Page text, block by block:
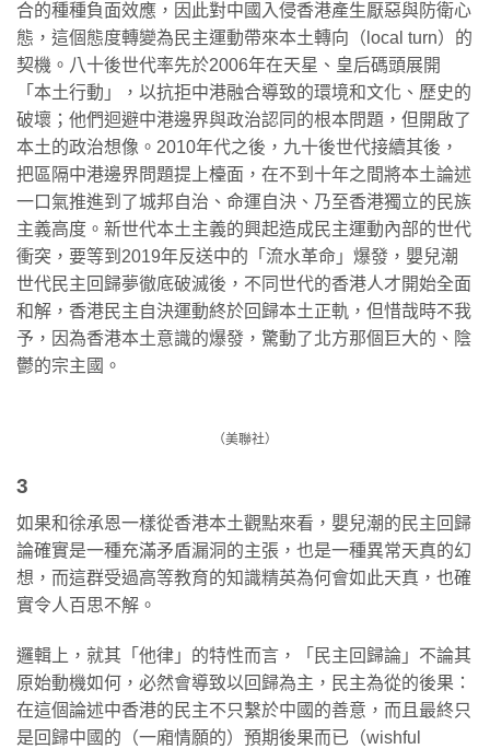
合的種種負面效應，因此對中國入侵香港產生厭惡與防衛心
態，這個態度轉變為民主運動帶來本土轉向（local turn）的
契機。八十後世代率先於2006年在天星、皇后碼頭展開
「本土行動」，以抗拒中港融合導致的環境和文化、歷史的
破壞；他們迴避中港邊界與政治認同的根本問題，但開啟了
本土的政治想像。2010年代之後，九十後世代接續其後，
把區隔中港邊界問題提上檯面，在不到十年之間將本土論述
一口氣推進到了城邦自治、命運自決、乃至香港獨立的民族
主義高度。新世代本土主義的興起造成民主運動內部的世代
衝突，要等到2019年反送中的「流水革命」爆發，嬰兒潮
世代民主回歸夢徹底破滅後，不同世代的香港人才開始全面
和解，香港民主自決運動終於回歸本土正軌，但惜哉時不我
予，因為香港本土意識的爆發，驚動了北方那個巨大的、陰
鬱的宗主國。
（美聯社）
3
如果和徐承恩一樣從香港本土觀點來看，嬰兒潮的民主回歸
論確實是一種充滿矛盾漏洞的主張，也是一種異常天真的幻
想，而這群受過高等教育的知識精英為何會如此天真，也確
實令人百思不解。
邏輯上，就其「他律」的特性而言，「民主回歸論」不論其
原始動機如何，必然會導致以回歸為主，民主為從的後果：
在這個論述中香港的民主不只繫於中國的善意，而且最終只
是回歸中國的（一廂情願的）預期後果而已（wishful